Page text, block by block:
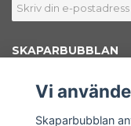
SKAPARBUBBLAN
konstnär, grafisk
jag konstnärsmaterial –
Shoppen är en del av
Vi
Skaparbubblan